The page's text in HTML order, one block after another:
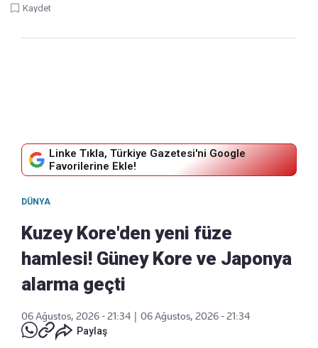
Kaydet
Linke Tıkla, Türkiye Gazetesi'ni Google
Favorilerine Ekle!
DÜNYA
Kuzey Kore'den yeni füze
hamlesi! Güney Kore ve Japonya
alarma geçti
06 Ağustos, 2026 - 21:34
06 Ağustos, 2026 - 21:34
Paylaş